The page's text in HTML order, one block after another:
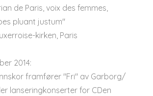
de Paris, voix des femmes,
pluant justum"
kirken, Paris
2014:
framfører "Fri" av Garborg/
lanseringkonserter for CDen